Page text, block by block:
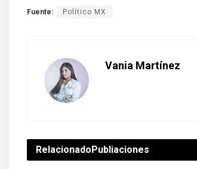
Fuente: Político MX
Vania Martínez
RelacionadoPubliaciones